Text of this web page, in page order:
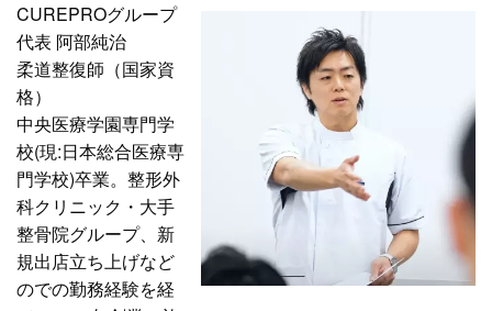
CUREPROグループ
代表 阿部純治
柔道整復師（国家資
格）
中央医療学園専門学
校(現:日本総合医療専
門学校)卒業。整形外
科クリニック・大手
整骨院グループ、新
規出店立ち上げなど
のでの勤務経験を経